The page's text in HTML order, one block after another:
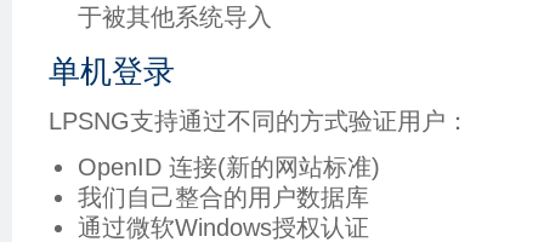
于被其他系统导入
单机登录
LPSNG支持通过不同的方式验证用户：
OpenID 连接(新的网站标准)
我们自己整合的用户数据库
通过微软Windows授权认证